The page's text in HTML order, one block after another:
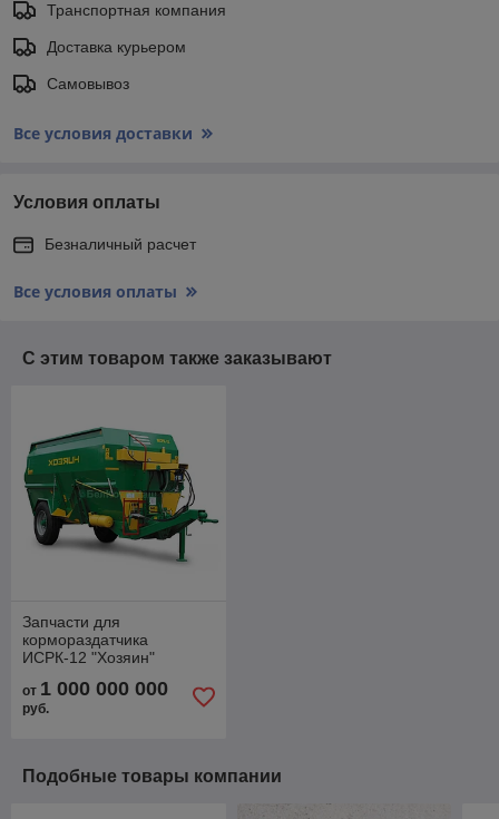
Транспортная компания
Доставка курьером
Самовывоз
Все условия доставки
Условия оплаты
Безналичный расчет
Все условия оплаты
С этим товаром также заказывают
Запчасти для
кормораздатчика
ИСРК-12 "Хозяин"
от 1 000 000 000
руб.
Подобные товары компании